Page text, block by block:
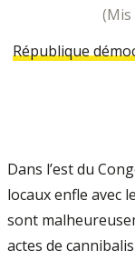
République
Dans l’est du
locaux enfle avec
sont
actes de